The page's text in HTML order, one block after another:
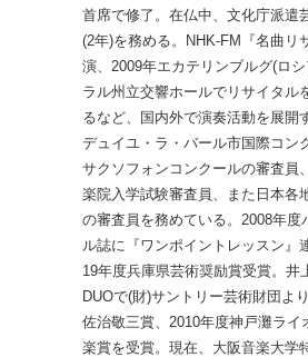
首席で修了。在仏中、文化庁派遣
(2年)を務める。NHK-FM『名曲リ
演、2009年エカテリンブルグ(ロ
ラル州立交響ホールでリサイタル
るなど、国内外で演奏活動を展開
デュイユ・ラ・バール市国際コン
サクソフォンコンクールの審査員
楽院入学試験審査員、また日本各
の審査員を務めている。2008年度
ル誌に『ワンポイントレッスン』
19年度兵庫県芸術奨励賞受賞。井
DUOで(財)サントリー芸術財団よ
佐治敬三賞、2010年度神戸灘ライ
楽賞を受賞。現在、大阪音楽大学